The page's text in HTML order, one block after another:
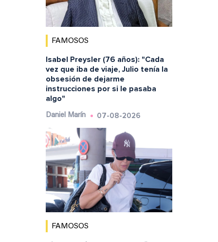
FAMOSOS
Isabel Preysler (76 años): "Cada
vez que iba de viaje, Julio tenía la
obsesión de dejarme
instrucciones por si le pasaba
algo"
Daniel Marín 07-08-2026
FAMOSOS